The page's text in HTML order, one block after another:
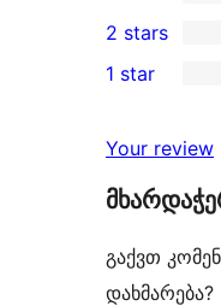
reviews
star
reviews
3-
star
2-
reviews
2 stars
star
reviews
1 star
Your review
გაქვთ
დახმარება?